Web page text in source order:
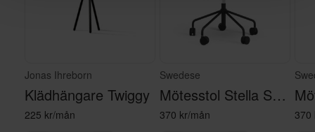
Jonas Ihreborn
Klädhängare Twiggy
225 kr/mån
Swedese
Mötesstol Stella Svart
370 kr/mån 370